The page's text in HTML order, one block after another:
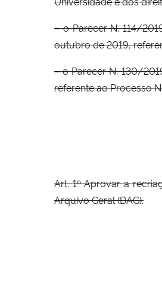
– o Parecer N. 114/
outubro de 2019,
– o Parecer N. 130/
referente ao Processo
Art. 1º Aprovar a
Arquivo Geral (DAG).